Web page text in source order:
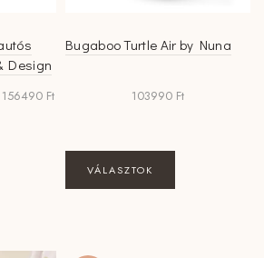
Design
156490 FtÁrtartomány:
156490 Ft
Bugaboo Turtle Air by Nuna
103990 Ft
VÁLASZTOK
a